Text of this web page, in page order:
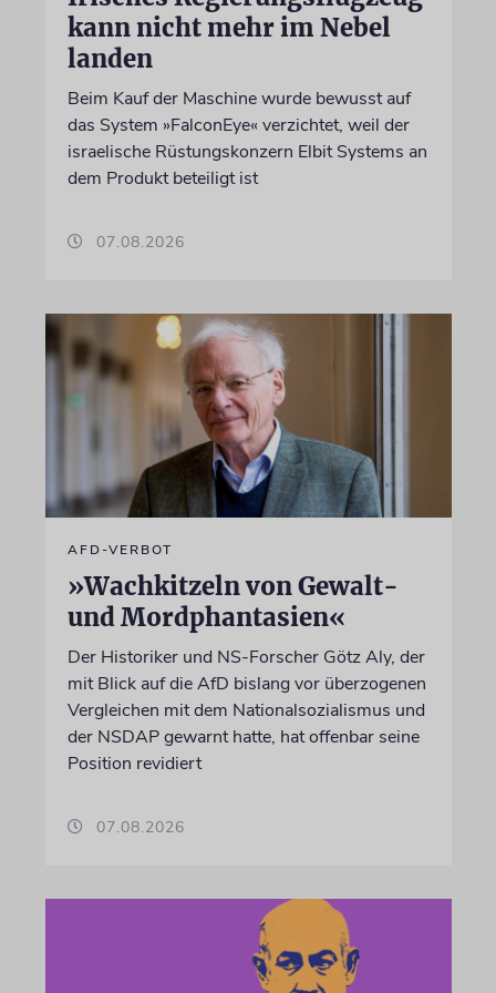
kann nicht mehr im Nebel
landen
Beim Kauf der Maschine wurde bewusst auf
das System »FalconEye« verzichtet, weil der
israelische Rüstungskonzern Elbit Systems an
dem Produkt beteiligt ist
07.08.2026
AFD-VERBOT
»Wachkitzeln von Gewalt-
und Mordphantasien«
Der Historiker und NS-Forscher Götz Aly, der
mit Blick auf die AfD bislang vor überzogenen
Vergleichen mit dem Nationalsozialismus und
der NSDAP gewarnt hatte, hat offenbar seine
Position revidiert
07.08.2026